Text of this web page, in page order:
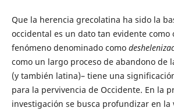
Que la herencia grecolatina ha sido la
occidental es un dato tan evidente como
fenómeno denominado como
como un largo proceso de abandono de
(y también latina)– tiene una
para la pervivencia de Occidente. En la
investigación se busca profundizar en la